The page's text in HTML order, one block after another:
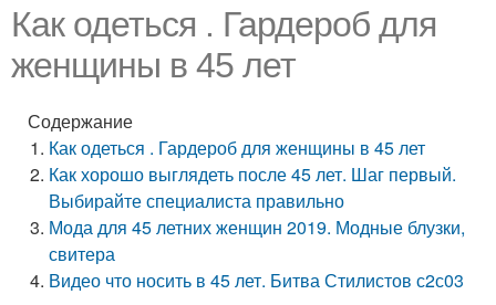
Как одеться . Гардероб для
женщины в 45 лет
Содержание
Как одеться . Гардероб для женщины в 45 лет
Как хорошо выглядеть после 45 лет. Шаг первый.
Выбирайте специалиста правильно
Мода для 45 летних женщин 2019. Модные блузки,
свитера
Видео что носить в 45 лет. Битва Стилистов с2с03